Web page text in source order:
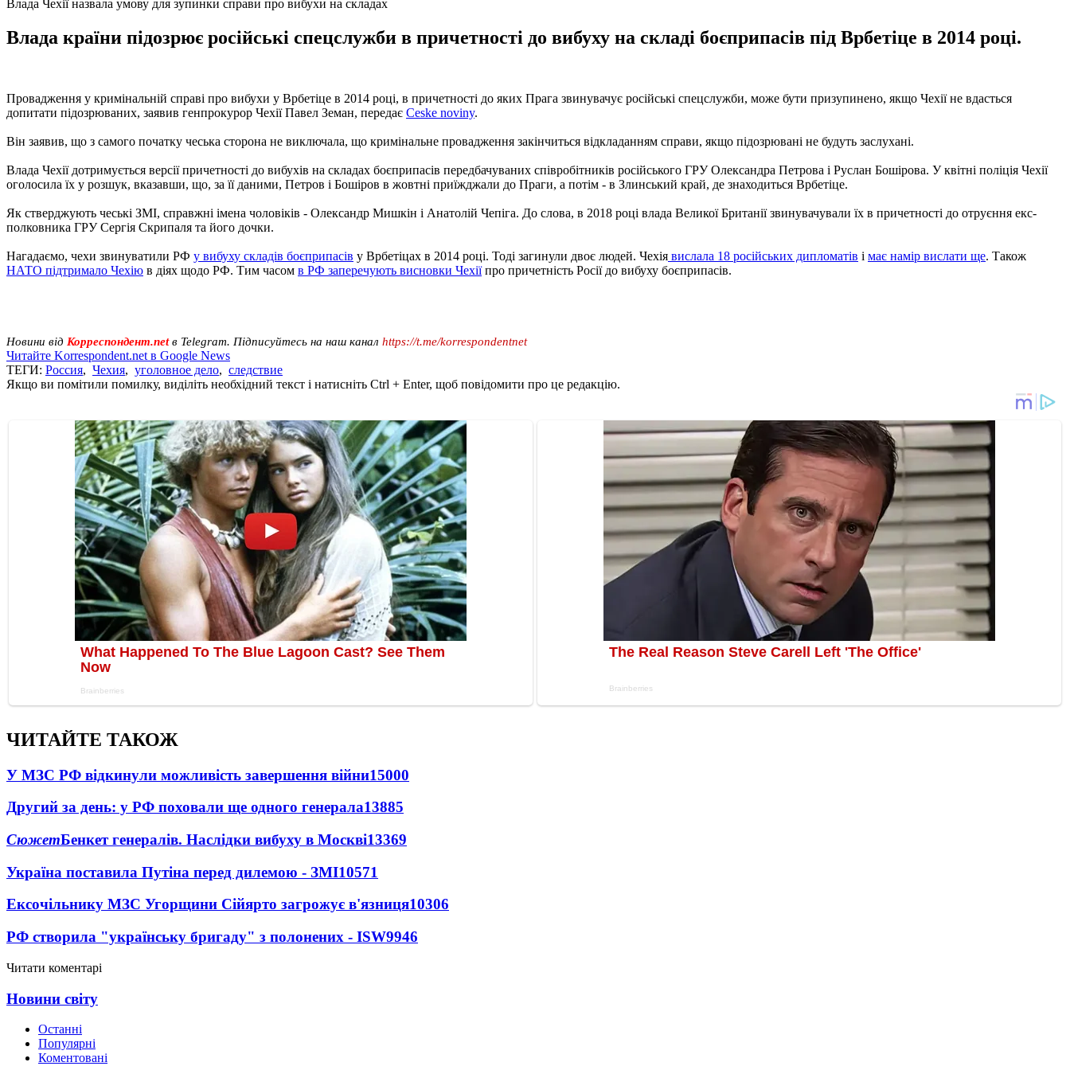
Влада Чехії назвала умову для зупинки справи про вибухи на складах
Влада країни підозрює російські спецслужби в причетності до вибуху на складі боєприпасів під Врбетіце в 2014 році.
Провадження у кримінальній справі про вибухи у Врбетіце в 2014 році, в причетності до яких Прага звинувачує російські спецслужби, може бути призупинено, якщо Чехії не вдасться
допитати підозрюваних, заявив генпрокурор Чехії Павел Земан, передає Ceske noviny.
Він заявив, що з самого початку чеська сторона не виключала, що кримінальне провадження закінчиться відкладанням справи, якщо підозрювані не будуть заслухані.
Влада Чехії дотримується версії причетності до вибухів на складах боєприпасів передбачуваних співробітників російського ГРУ Олександра Петрова і Руслан Бошірова. У квітні поліція Чехії
оголосила їх у розшук, вказавши, що, за її даними, Петров і Бошіров в жовтні приїжджали до Праги, а потім - в Злинський край, де знаходиться Врбетіце.
Як стверджують чеські ЗМІ, справжні імена чоловіків - Олександр Мишкін і Анатолій Чепіга. До слова, в 2018 році влада Великої Британії звинувачували їх в причетності до отруєння екс-
полковника ГРУ Сергія Скрипаля та його дочки.
Нагадаємо, чехи звинуватили РФ у вибуху складів боєприпасів у Врбетіцах в 2014 році. Тоді загинули двоє людей. Чехія вислала 18 російських дипломатів і має намір вислати ще. Також
НАТО підтримало Чехію в діях щодо РФ. Тим часом в РФ заперечують висновки Чехіїпро причетність Росії до вибуху боєприпасів.
Новини від Корреспондент.netв Telegram. Підписуйтесь на наш канал https://t.me/korrespondentnet
Читайте Korrespondent.net в Google News
ТЕГИ: Россия, Чехия, уголовное дело, следствие
Якщо ви помітили помилку, виділіть необхідний текст і натисніть Ctrl + Enter, щоб повідомити про це редакцію.
ЧИТАЙТЕ ТАКОЖ
У МЗС РФ відкинули можливість завершення війни15000
Другий за день: у РФ поховали ще одного генерала13885
СюжетБенкет генералів. Наслідки вибуху в Москві13369
Україна поставила Путіна перед дилемою - ЗМІ10571
Ексочільнику МЗС Угорщини Сійярто загрожує в'язниця10306
РФ створила "українську бригаду" з полонених - ISW9946
Читати коментарі
Новини світу
Останні
Популярні
Коментовані